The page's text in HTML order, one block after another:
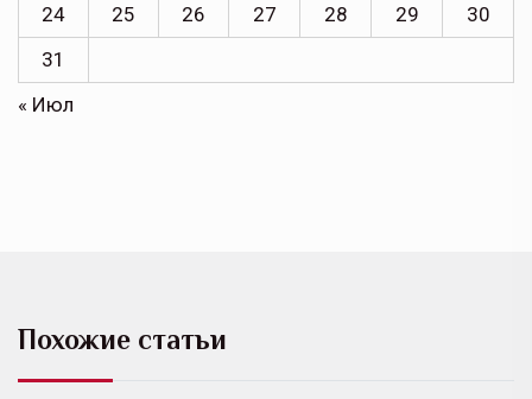
24
25 26 27 28 29
30
31
« Июл
Похожие статьи